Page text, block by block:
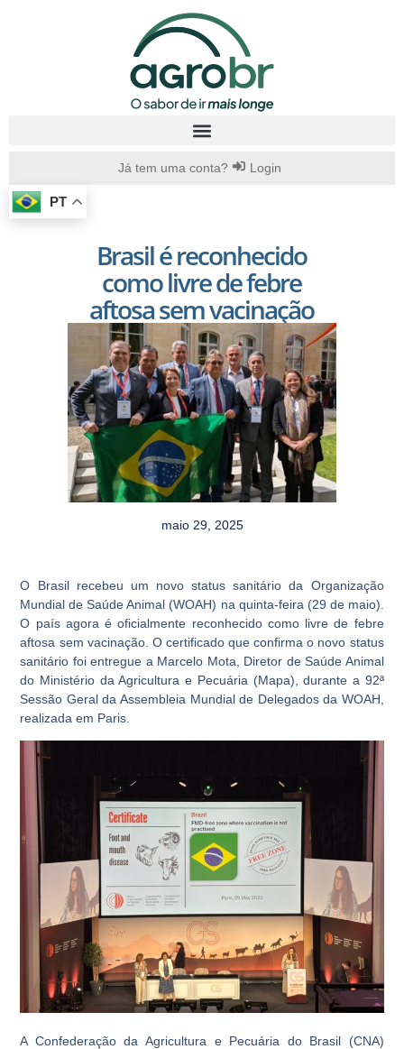
Já tem uma conta? Login
PT
Brasil é reconhecido
como livre de febre
aftosa sem vacinação
maio 29, 2025
O Brasil recebeu um novo status sanitário da Organização
Mundial de Saúde Animal (WOAH) na quinta-feira (29 de maio).
O país agora é oficialmente reconhecido como livre de febre
aftosa sem vacinação. O certificado que confirma o novo status
sanitário foi entregue a Marcelo Mota, Diretor de Saúde Animal
do Ministério da Agricultura e Pecuária (Mapa), durante a 92ª
Sessão Geral da Assembleia Mundial de Delegados da WOAH,
realizada em Paris.
A Confederação da Agricultura e Pecuária do Brasil (CNA)